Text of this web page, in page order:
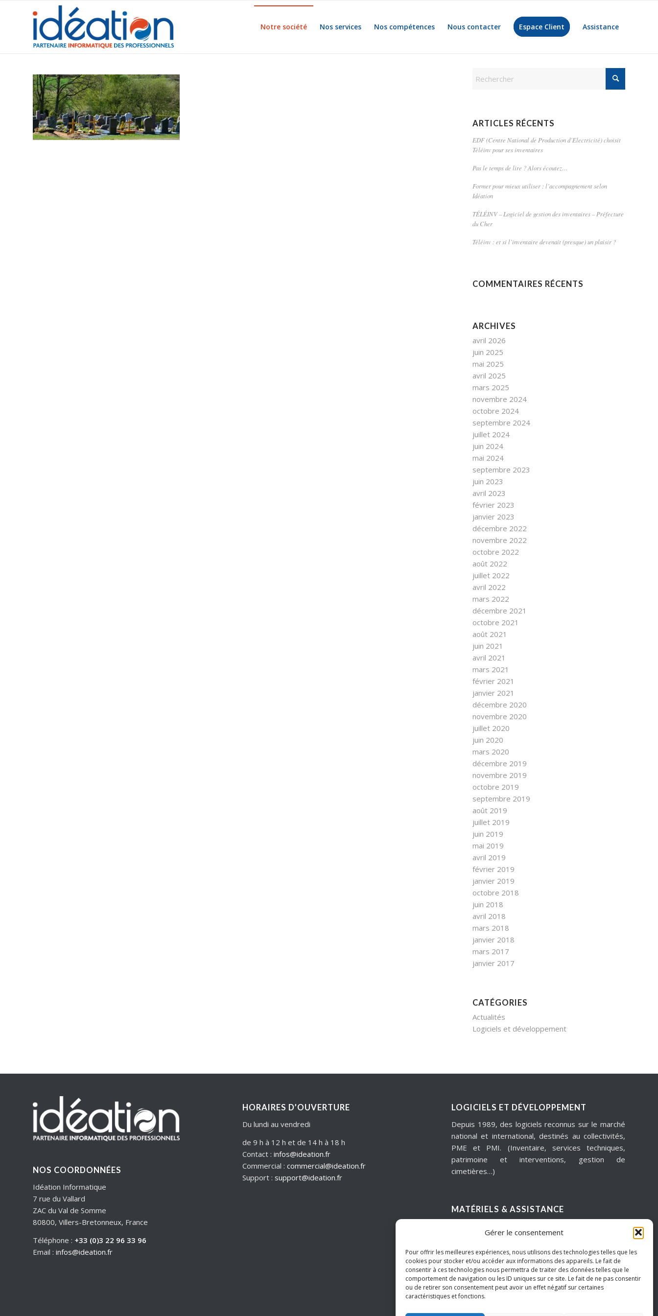
Gérer le consentement
Pour offrir les meilleures expériences, nous utilisons des technologies telles que les
cookies pour stocker et/ou accéder aux informations des appareils. Le fait de
consentir à ces technologies nous permettra de traiter des données telles que le
comportement de navigation ou les ID uniques sur ce site. Le fait de ne pas consentir
ou de retirer son consentement peut avoir un effet négatif sur certaines
caractéristiques et fonctions.
Notre société Nos services Nos compétences Nous contacter Espace Client Assistance
ARTICLES RÉCENTS
EDF (Centre National de Production d’Electricité) choisit
Téléinv pour ses inventaires
Pas le temps de lire ? Alors écoutez…
Former pour mieux utiliser : l’accompagnement selon
Idéation
TÉLÉINV – Logiciel de gestion des inventaires – Préfecture
du Cher
Téléinv : et si l’inventaire devenait (presque) un plaisir ?
COMMENTAIRES RÉCENTS
ARCHIVES
avril 2026
juin 2025
mai 2025
avril 2025
mars 2025
novembre 2024
octobre 2024
septembre 2024
juillet 2024
juin 2024
mai 2024
septembre 2023
juin 2023
avril 2023
février 2023
janvier 2023
décembre 2022
novembre 2022
octobre 2022
août 2022
juillet 2022
avril 2022
mars 2022
décembre 2021
octobre 2021
août 2021
juin 2021
avril 2021
mars 2021
février 2021
janvier 2021
décembre 2020
novembre 2020
juillet 2020
juin 2020
mars 2020
décembre 2019
novembre 2019
octobre 2019
septembre 2019
août 2019
juillet 2019
juin 2019
mai 2019
avril 2019
février 2019
janvier 2019
octobre 2018
juin 2018
avril 2018
mars 2018
janvier 2018
mars 2017
janvier 2017
CATÉGORIES
Actualités
Logiciels et développement
NOS COORDONNÉES
Idéation Informatique
7 rue du Vallard
ZAC du Val de Somme
80800, Villers-Bretonneux, France
Téléphone : +33 (0)3 22 96 33 96
Email : infos@ideation.fr
HORAIRES D’OUVERTURE
Du lundi au vendredi
de 9 h à 12 h et de 14 h à 18 h
Contact : infos@ideation.fr
Commercial : commercial@ideation.fr
Support : support@ideation.fr
LOGICIELS ET DÉVELOPPEMENT
Depuis 1989, des logiciels reconnus sur le marché
national et international, destinés au collectivités,
PME et PMI. (Inventaire, services techniques,
patrimoine et interventions, gestion de
cimetières…)
MATÉRIELS & ASSISTANCE
sécurité informatique, infogérance, virtualisation,
cloud services, internet… Pour garantir notre
réactivité, nous intervenons sur un périmètre
géographique de proximité.
Hauts de France – Picardie – Amiens.